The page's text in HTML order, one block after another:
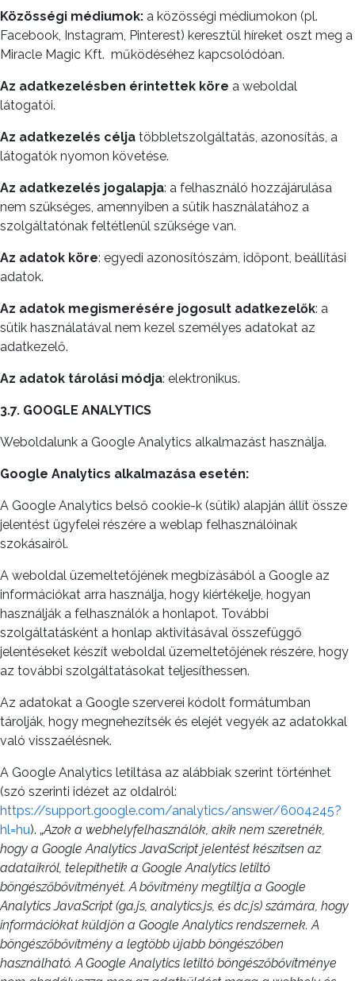
Közösségi médiumok: a közösségi médiumokon (pl.
Facebook, Instagram, Pinterest) keresztül híreket oszt meg a
Miracle Magic Kft. működéséhez kapcsolódóan.
Az adatkezelésben érintettek köre a weboldal
látogatói.
Az adatkezelés célja többletszolgáltatás, azonosítás, a
látogatók nyomon követése.
Az adatkezelés jogalapja: a felhasználó hozzájárulása
nem szükséges, amennyiben a sütik használatához a
szolgáltatónak feltétlenül szüksége van.
Az adatok köre: egyedi azonosítószám, időpont, beállítási
adatok.
Az adatok megismerésére jogosult adatkezelők: a
sütik használatával nem kezel személyes adatokat az
adatkezelő.
Az adatok tárolási módja: elektronikus.
3.7. GOOGLE ANALYTICS
Weboldalunk a Google Analytics alkalmazást használja.
Google Analytics alkalmazása esetén:
A Google Analytics belső cookie-k (sütik) alapján állít össze
jelentést ügyfelei részére a weblap felhasználóinak
szokásairól.
A weboldal üzemeltetőjének megbízásából a Google az
információkat arra használja, hogy kiértékelje, hogyan
használják a felhasználók a honlapot. További
szolgáltatásként a honlap aktivitásával összefüggő
jelentéseket készít weboldal üzemeltetőjének részére, hogy
az további szolgáltatásokat teljesíthessen.
Az adatokat a Google szerverei kódolt formátumban
tárolják, hogy megnehezítsék és elejét vegyék az adatokkal
való visszaélésnek.
A Google Analytics letiltása az alábbiak szerint történhet
(szó szerinti idézet az oldalról:
https://support.google.com/analytics/answer/6004245?
hl=hu). „Azok a webhelyfelhasználók, akik nem szeretnék,
hogy a Google Analytics JavaScript jelentést készítsen az
adataikról, telepíthetik a Google Analytics letiltó
böngészőbővítményét. A bővítmény megtiltja a Google
Analytics JavaScript (ga.js, analytics.js, és dc.js) számára, hogy
információkat küldjön a Google Analytics rendszernek. A
böngészőbővítmény a legtöbb újabb böngészőben
használható. A Google Analytics letiltó böngészőbővítménye